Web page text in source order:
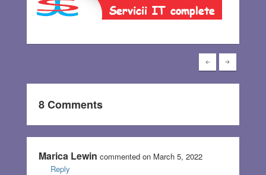
8 Comments
Marica Lewin commented on March 5, 2022
Reply